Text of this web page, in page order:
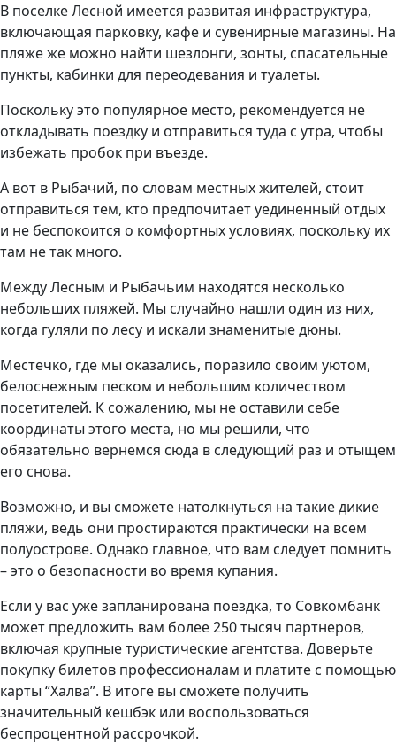
В поселке Лесной имеется развитая инфраструктура,
включающая парковку, кафе и сувенирные магазины. На
пляже же можно найти шезлонги, зонты, спасательные
пункты, кабинки для переодевания и туалеты.
Поскольку это популярное место, рекомендуется не
откладывать поездку и отправиться туда с утра, чтобы
избежать пробок при въезде.
А вот в Рыбачий, по словам местных жителей, стоит
отправиться тем, кто предпочитает уединенный отдых
и не беспокоится о комфортных условиях, поскольку их
там не так много.
Между Лесным и Рыбачьим находятся несколько
небольших пляжей. Мы случайно нашли один из них,
когда гуляли по лесу и искали знаменитые дюны.
Местечко, где мы оказались, поразило своим уютом,
белоснежным песком и небольшим количеством
посетителей. К сожалению, мы не оставили себе
координаты этого места, но мы решили, что
обязательно вернемся сюда в следующий раз и отыщем
его снова.
Возможно, и вы сможете натолкнуться на такие дикие
пляжи, ведь они простираются практически на всем
полуострове. Однако главное, что вам следует помнить
– это о безопасности во время купания.
Если у вас уже запланирована поездка, то Совкомбанк
может предложить вам более 250 тысяч партнеров,
включая крупные туристические агентства. Доверьте
покупку билетов профессионалам и платите с помощью
карты “Халва”. В итоге вы сможете получить
значительный кешбэк или воспользоваться
беспроцентной рассрочкой.